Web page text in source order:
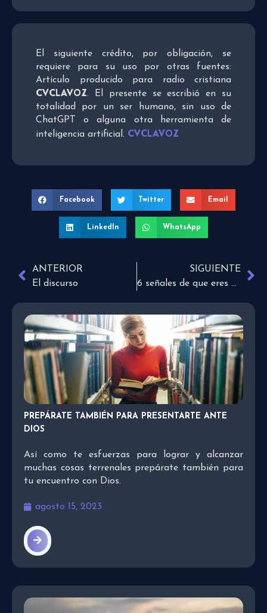
El siguiente crédito, por obligación, se
requiere para su uso por otras fuentes:
Artículo producido para radio cristiana
CVCLAVOZ. El presente se escribió en su
totalidad por un ser humano, sin uso de
ChatGPT o alguna otra herramienta de
inteligencia artificial. CVCLAVOZ
Facebook Twitter Email
LinkedIn WhatsApp
ANTERIOR
El discurso
SIGUIENTE
6 señales de que eres más orgulloso de lo que crees
PREPÁRATE TAMBIÉN PARA PRESENTARTE ANTE
DIOS
Así como te esfuerzas para lograr y alcanzar
muchas cosas terrenales prepárate también para
tu encuentro con Dios.
agosto 15, 2023